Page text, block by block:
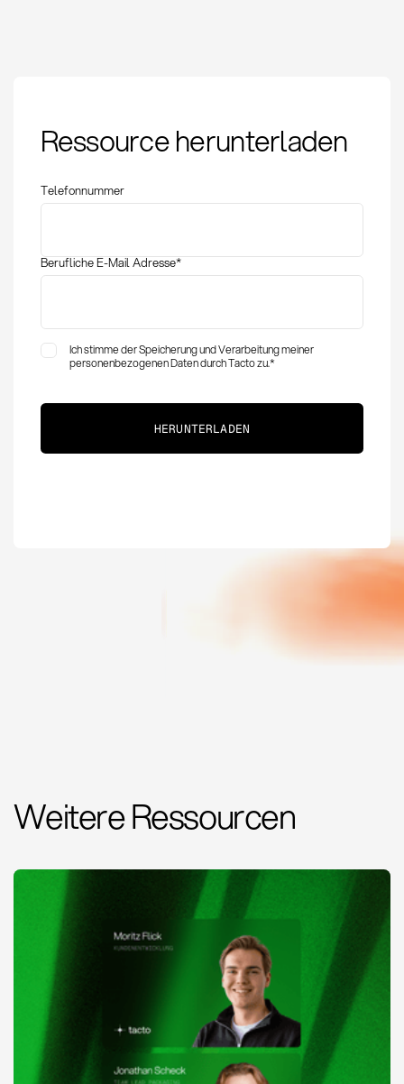
Definition, Methoden
und Bedeutung im
Ressource herunterladen
Telefonnummer
Berufliche E-Mail Adresse*
Ich stimme der Speicherung und Verarbeitung meiner
personenbezogenen Daten durch Tacto zu.*
Weitere Ressourcen